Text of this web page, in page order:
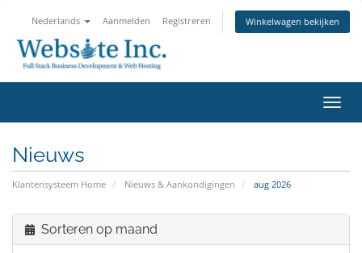
Nederlands Aanmelden Registreren Winkelwagen bekijken
in-/
Nieuws
Klantensysteem Home Nieuws & Aankondigingen aug 2026
Sorteren op maand